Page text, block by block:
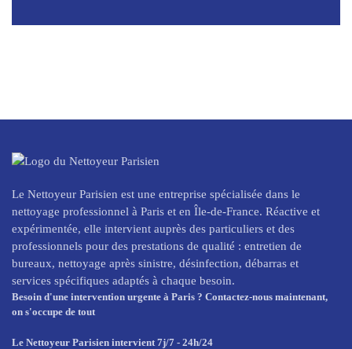
Le Nettoyeur Parisien est une entreprise spécialisée dans le
nettoyage professionnel à Paris et en Île-de-France. Réactive et
expérimentée, elle intervient auprès des particuliers et des
professionnels pour des prestations de qualité : entretien de
bureaux, nettoyage après sinistre, désinfection, débarras et
services spécifiques adaptés à chaque besoin.
Besoin d'une intervention urgente à Paris ? Contactez-nous maintenant,
on s'occupe de tout
Le Nettoyeur Parisien intervient 7j/7 - 24h/24